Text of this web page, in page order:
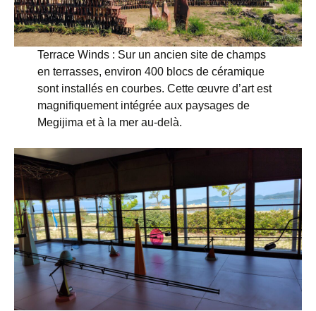
Terrace Winds : Sur un ancien site de champs
en terrasses, environ 400 blocs de céramique
sont installés en courbes. Cette œuvre d’art est
magnifiquement intégrée aux paysages de
Megijima et à la mer au-delà.